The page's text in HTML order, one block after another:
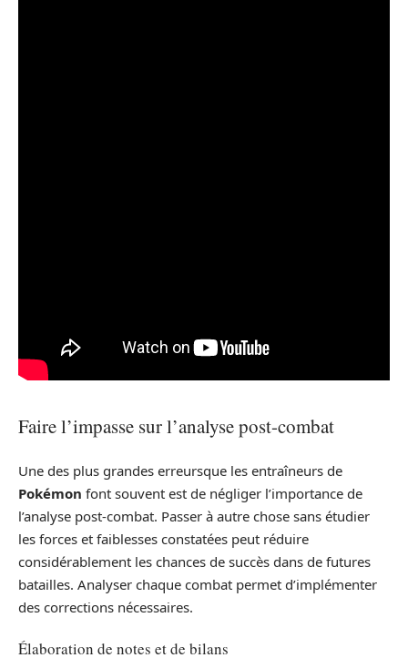
Faire l’impasse sur l’analyse post-combat
Une des plus grandes erreursque les entraîneurs de
Pokémon font souvent est de négliger l’importance de
l’analyse post-combat. Passer à autre chose sans étudier
les forces et faiblesses constatées peut réduire
considérablement les chances de succès dans de futures
batailles. Analyser chaque combat permet d’implémenter
des corrections nécessaires.
Élaboration de notes et de bilans